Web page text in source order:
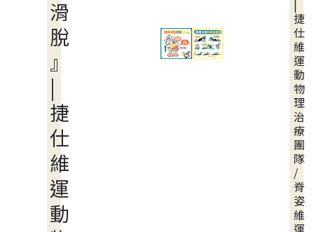
滑
脫
』
|
捷
仕
維
運
動
|
捷
仕
維
運
動
物
理
治
療
團
隊
/
脊
姿
維
運